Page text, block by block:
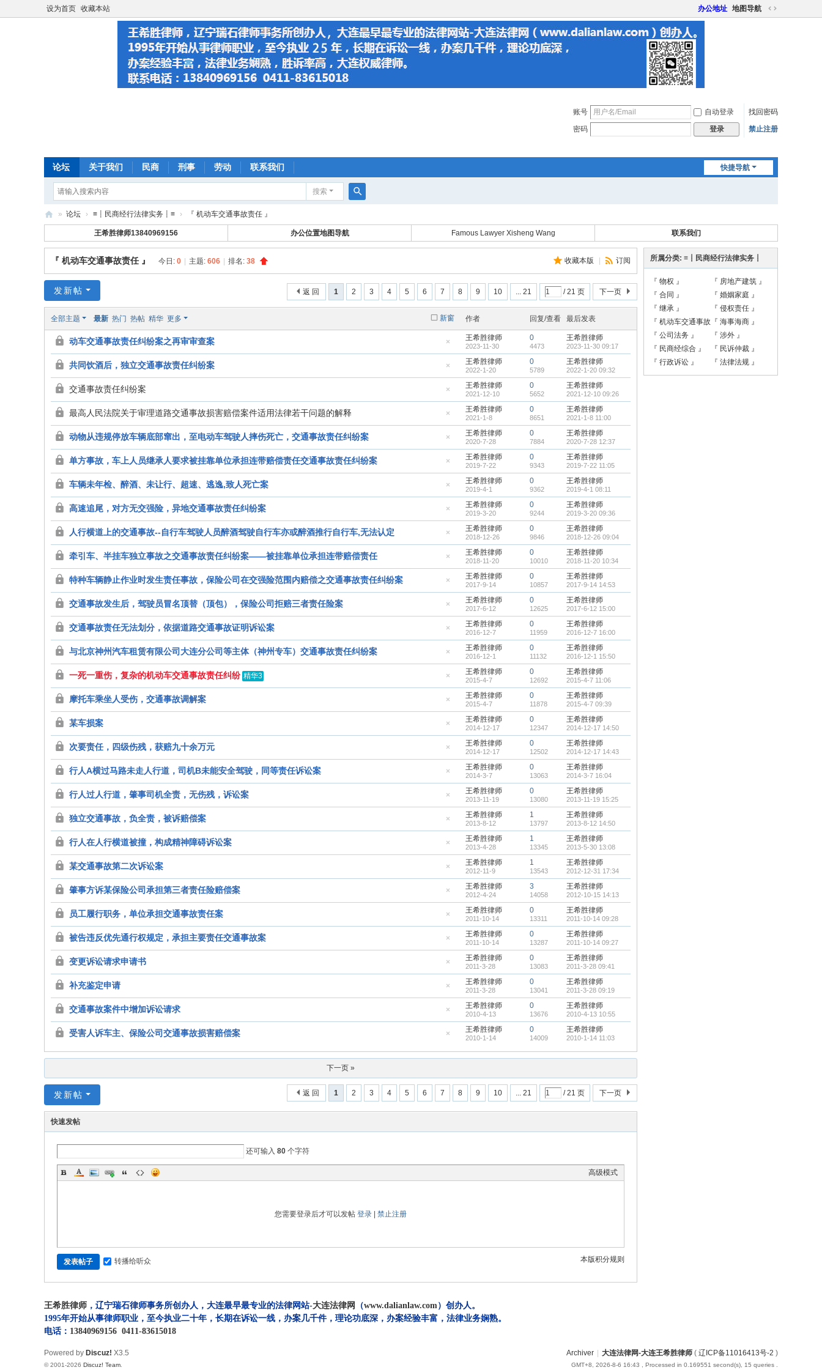
设为首页 收藏本站 办公地址 地图导航
切
账号 自动登录
找回密码
密码
登录 禁止注册
快捷导航
论坛 关于我们 民商 刑事 劳动 联系我们
搜索
索
连
律
网
连
律
» 论坛 › ≡┋民商经行法律实务┋≡ › 『 机动车交通事故责任 』
王希胜律师13840969156 办公位置地图导航 Famous Lawyer Xisheng Wang 联系我们
收藏本版 订阅
『 机动车交通事故责任 』 今日: 0 主题: 606 排名: 38
1 2 3 4 5 6 7 8 9 10 ... 21 / 21 页 下一页
返 回
发新帖
新窗
全部主题 最新 热门 热帖 精华 更多 作者 回复/查看 最后发表
藏
置
帖
动车交通事故责任纠纷案之再审审查案 王希胜律师
2023-11-30
0
4473
王希胜律师
2023-11-30 09:17
藏
置
帖
共同饮酒后，独立交通事故责任纠纷案 王希胜律师
2022-1-20
0
5789
王希胜律师
2022-1-20 09:32
藏
置
帖
交通事故责任纠纷案 王希胜律师
2021-12-10
0
5652
王希胜律师
2021-12-10 09:26
藏
置
帖
最高人民法院关于审理道路交通事故损害赔偿案件适用法律若干问题的解释 王希胜律师
2021-1-8
0
8651
王希胜律师
2021-1-8 11:00
藏
置
帖
动物从违规停放车辆底部窜出，至电动车驾驶人摔伤死亡，交通事故责任纠纷案 王希胜律师
2020-7-28
0
7884
王希胜律师
2020-7-28 12:37
藏
置
帖
单方事故，车上人员继承人要求被挂靠单位承担连带赔偿责任交通事故责任纠纷案 王希胜律师
2019-7-22
0
9343
王希胜律师
2019-7-22 11:05
藏
置
帖
车辆未年检、醉酒、未让行、超速、逃逸,致人死亡案 王希胜律师
2019-4-1
0
9362
王希胜律师
2019-4-1 08:11
藏
置
帖
高速追尾，对方无交强险，异地交通事故责任纠纷案 王希胜律师
2019-3-20
0
9244
王希胜律师
2019-3-20 09:36
藏
置
帖
人行横道上的交通事故--自行车驾驶人员醉酒驾驶自行车亦或醉酒推行自行车,无法认定 王希胜律师
2018-12-26
0
9846
王希胜律师
2018-12-26 09:04
藏
置
帖
牵引车、半挂车独立事故之交通事故责任纠纷案——被挂靠单位承担连带赔偿责任 王希胜律师
2018-11-20
0
10010
王希胜律师
2018-11-20 10:34
藏
置
帖
特种车辆静止作业时发生责任事故，保险公司在交强险范围内赔偿之交通事故责任纠纷案 王希胜律师
2017-9-14
0
10857
王希胜律师
2017-9-14 14:53
藏
置
帖
交通事故发生后，驾驶员冒名顶替（顶包），保险公司拒赔三者责任险案 王希胜律师
2017-6-12
0
12625
王希胜律师
2017-6-12 15:00
藏
置
帖
交通事故责任无法划分，依据道路交通事故证明诉讼案 王希胜律师
2016-12-7
0
11959
王希胜律师
2016-12-7 16:00
藏
置
帖
与北京神州汽车租赁有限公司大连分公司等主体（神州专车）交通事故责任纠纷案 王希胜律师
2016-12-1
0
11132
王希胜律师
2016-12-1 15:50
藏
置
帖
一死一重伤，复杂的机动车交通事故责任纠纷 精华3
王希胜律师
2015-4-7
0
12692
王希胜律师
2015-4-7 11:06
藏
置
帖
摩托车乘坐人受伤，交通事故调解案 王希胜律师
2015-4-7
0
11878
王希胜律师
2015-4-7 09:39
藏
置
帖
某车损案 王希胜律师
2014-12-17
0
12347
王希胜律师
2014-12-17 14:50
藏
置
帖
次要责任，四级伤残，获赔九十余万元 王希胜律师
2014-12-17
0
12502
王希胜律师
2014-12-17 14:43
藏
置
帖
行人A横过马路未走人行道，司机B未能安全驾驶，同等责任诉讼案 王希胜律师
2014-3-7
0
13063
王希胜律师
2014-3-7 16:04
藏
置
帖
行人过人行道，肇事司机全责，无伤残，诉讼案 王希胜律师
2013-11-19
0
13080
王希胜律师
2013-11-19 15:25
藏
置
帖
独立交通事故，负全责，被诉赔偿案 王希胜律师
2013-8-12
1
13797
王希胜律师
2013-8-12 14:50
藏
置
帖
行人在人行横道被撞，构成精神障碍诉讼案 王希胜律师
2013-4-28
1
13345
王希胜律师
2013-5-30 13:08
藏
置
帖
某交通事故第二次诉讼案 王希胜律师
2012-11-9
1
13543
王希胜律师
2012-12-31 17:34
藏
置
帖
肇事方诉某保险公司承担第三者责任险赔偿案 王希胜律师
2012-4-24
3
14058
王希胜律师
2012-10-15 14:13
藏
置
帖
员工履行职务，单位承担交通事故责任案 王希胜律师
2011-10-14
0
13311
王希胜律师
2011-10-14 09:28
藏
置
帖
被告违反优先通行权规定，承担主要责任交通事故案 王希胜律师
2011-10-14
0
13287
王希胜律师
2011-10-14 09:27
藏
置
帖
变更诉讼请求申请书 王希胜律师
2011-3-28
0
13083
王希胜律师
2011-3-28 09:41
藏
置
帖
补充鉴定申请 王希胜律师
2011-3-28
0
13041
王希胜律师
2011-3-28 09:19
藏
置
交通事故案件中增加诉讼请求 王希胜律师
2010-4-13
0
13676
王希胜律师
2010-4-13 10:55
受害人诉车主、保险公司交通事故损害赔偿案 王希胜律师
2010-1-14
0
14009
王希胜律师
2010-1-14 11:03
下一页 »
1 2 3 4 5 6 7 8 9 10 ... 21 / 21 页 下一页
返 回
发新帖
快速发帖
还可输入 80 个字符
高级模式
您需要登录后才可以发帖 登录 禁止注册
本版积分规则
发表帖子 转播给听众
所属分类: ≡┋民商经行法律实务┋
『 物权 』
『 房地产建筑 』
『 合同 』
『 婚姻家庭 』
『 继承 』
『 侵权责任 』
『 机动车交通事故
责任 』
『 海事海商 』
『 公司法务 』
『 涉外 』
『 民商经综合 』
『 民诉仲裁 』
『 行政诉讼 』
『 法律法规 』
王希胜律师 ，辽宁瑞石律师事务所创办人，大连最早最专业的法律网站-大连法律网 （www.dalianlaw.com）创办人。
1995年开始从事律师职业，至今执业二十年，长期在诉讼一线，办案几千件，理论功底深，办案经验丰富，法律业务娴熟。
电话： 13840969156 0411-83615018
Archiver 大连法律网-大连王希胜律师 ( 辽ICP备11016413号-2 )
GMT+8, 2026-8-6 16:43 , Processed in 0.169551 second(s), 15 queries .
Powered by Discuz! X3.5
© 2001-2026 Discuz! Team